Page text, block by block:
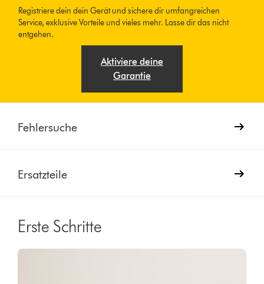
Registriere dein dein Gerät und sichere dir umfangreichen
Service, exklusive Vorteile und vieles mehr. Lasse dir das nicht
entgehen.
Aktiviere deine
Garantie
Fehlersuche
Ersatzteile
Erste Schritte